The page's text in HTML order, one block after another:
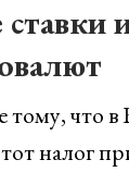
что
налог